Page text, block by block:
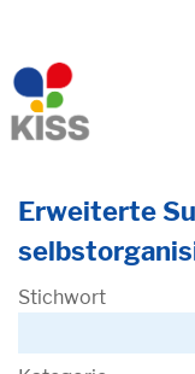
Erweiterte
Stichwort